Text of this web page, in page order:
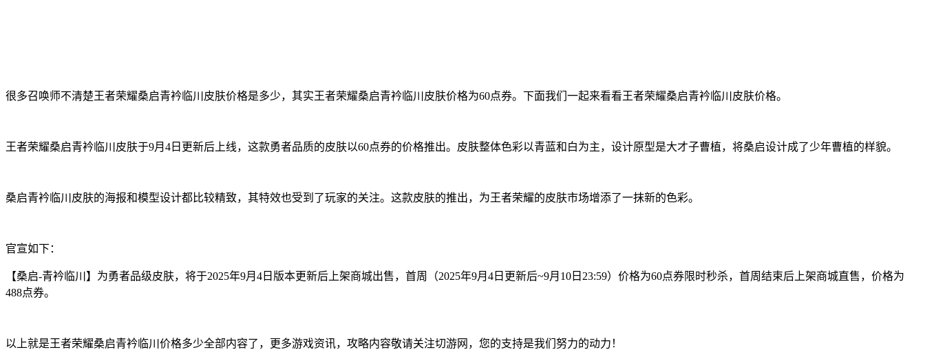
很多召唤师不清楚王者荣耀桑启青衿临川皮肤价格是多少，其实王者荣耀桑启青衿临川皮肤价格为60点券。下面我们一起来看看王者荣耀桑启青衿临川皮肤价格。
王者荣耀桑启青衿临川皮肤于9月4日更新后上线，这款勇者品质的皮肤以60点券的价格推出。皮肤整体色彩以青蓝和白为主，设计原型是大才子曹植，将桑启设计成了少年曹植的样貌。
桑启青衿临川皮肤的海报和模型设计都比较精致，其特效也受到了玩家的关注。这款皮肤的推出，为王者荣耀的皮肤市场增添了一抹新的色彩。
官宣如下：
【桑启-青衿临川】为勇者品级皮肤，将于2025年9月4日版本更新后上架商城出售，首周（2025年9月4日更新后~9月10日23:59）价格为60点券限时秒杀，首周结束后上架商城直售，价格为
488点券。
以上就是王者荣耀桑启青衿临川价格多少全部内容了，更多游戏资讯，攻略内容敬请关注切游网，您的支持是我们努力的动力！